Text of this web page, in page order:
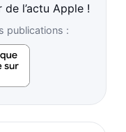
l’actu Apple !
publications :